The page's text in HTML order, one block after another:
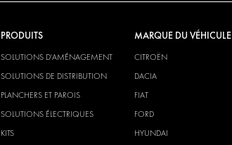
PRODUITS
SOLUTIONS D'AMÉNAGEMENT
SOLUTIONS DE DISTRIBUTION
PLANCHERS ET PAROIS
SOLUTIONS ÉLECTRIQUES
KITS
MARQUE DU VÉHICULE
CITROËN
DACIA
FIAT
FORD
HYUNDAI